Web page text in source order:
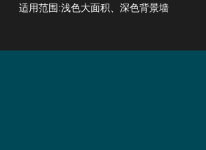
适用范围:浅色大面积、深色背景墙